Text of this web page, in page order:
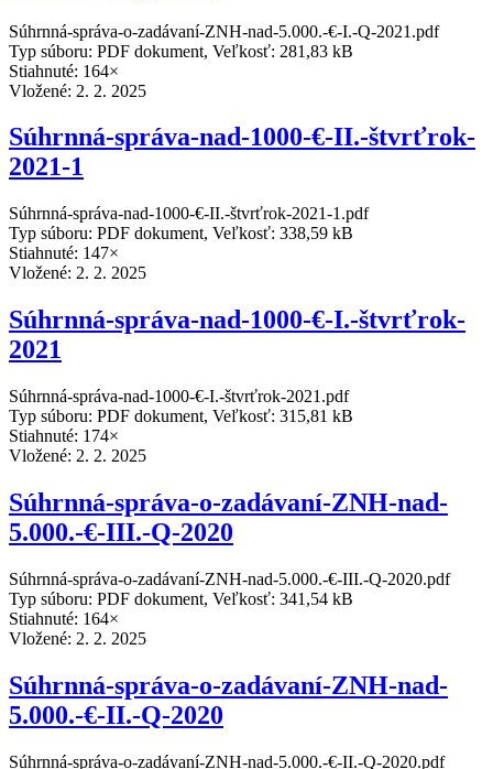
Súhrnná-správa-o-zadávaní-ZNH-nad-5.000.-€-I.-Q-2021.pdf
Typ súboru: PDF dokument, Veľkosť: 281,83 kB
Stiahnuté: 164×
Vložené: 2. 2. 2025
Súhrnná-správa-nad-1000-€-II.-štvrťrok-
2021-1
Súhrnná-správa-nad-1000-€-II.-štvrťrok-2021-1.pdf
Typ súboru: PDF dokument, Veľkosť: 338,59 kB
Stiahnuté: 147×
Vložené: 2. 2. 2025
Súhrnná-správa-nad-1000-€-I.-štvrťrok-
2021
Súhrnná-správa-nad-1000-€-I.-štvrťrok-2021.pdf
Typ súboru: PDF dokument, Veľkosť: 315,81 kB
Stiahnuté: 174×
Vložené: 2. 2. 2025
Súhrnná-správa-o-zadávaní-ZNH-nad-
5.000.-€-III.-Q-2020
Súhrnná-správa-o-zadávaní-ZNH-nad-5.000.-€-III.-Q-2020.pdf
Typ súboru: PDF dokument, Veľkosť: 341,54 kB
Stiahnuté: 164×
Vložené: 2. 2. 2025
Súhrnná-správa-o-zadávaní-ZNH-nad-
5.000.-€-II.-Q-2020
Súhrnná-správa-o-zadávaní-ZNH-nad-5.000.-€-II.-Q-2020.pdf